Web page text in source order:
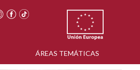
ÁREAS TEMÁTICAS